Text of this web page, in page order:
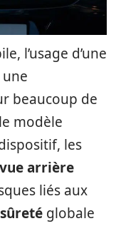
l’usage d’une
beaucoup de
modèle
les
vue arrière
liés aux
sûreté globale